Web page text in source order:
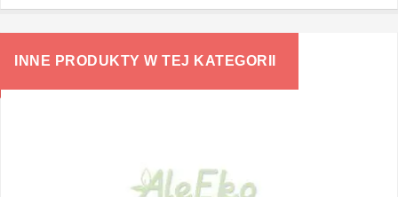
INNE PRODUKTY W TEJ KATEGORII